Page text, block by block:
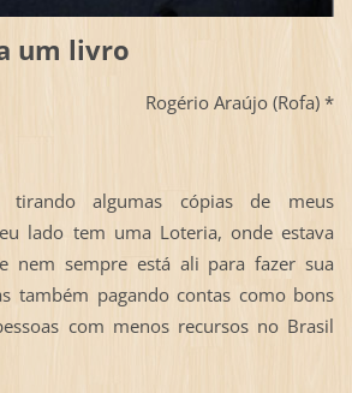
um livro
Rogério Araújo (Rofa) *
tirando algumas cópias de meus
lado tem uma Loteria, onde estava
nem sempre está ali para fazer sua
também pagando contas como bons
com menos recursos no Brasil